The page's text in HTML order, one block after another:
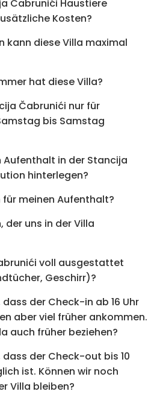
Čabrunići Haustiere
Kosten?
kann diese Villa maximal
hat diese Villa?
Čabrunići nur für
bis Samstag
Aufenthalt in der Stancija
hinterlegen?
meinen Aufenthalt?
der uns in der Villa
voll ausgestattet
Geschirr)?
der Check-in ab 16 Uhr
aber viel früher ankommen.
auch früher beziehen?
der Check-out bis 10
ist. Können wir noch
Villa bleiben?